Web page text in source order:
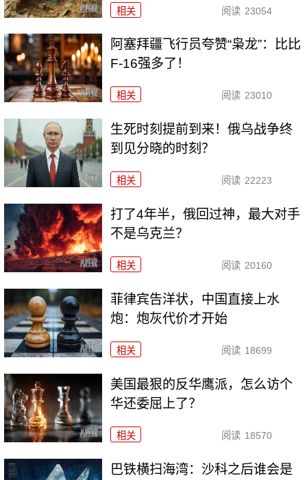
相关 阅读 23054
阿塞拜疆飞行员夸赞“枭龙”：比比
F-16强多了！
相关 阅读 23010
生死时刻提前到来！俄乌战争终
到见分晓的时刻？
相关 阅读 22223
打了4年半，俄回过神，最大对手
不是乌克兰？
相关 阅读 20160
菲律宾告洋状，中国直接上水
炮：炮灰代价才开始
相关 阅读 18699
美国最狠的反华鹰派，怎么访个
华还委屈上了？
相关 阅读 18570
巴铁横扫海湾：沙科之后谁会是